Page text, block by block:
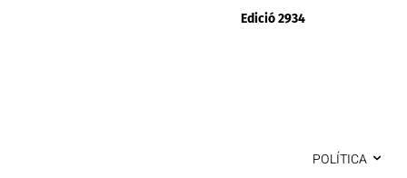
Edició 2934
POLÍTICA